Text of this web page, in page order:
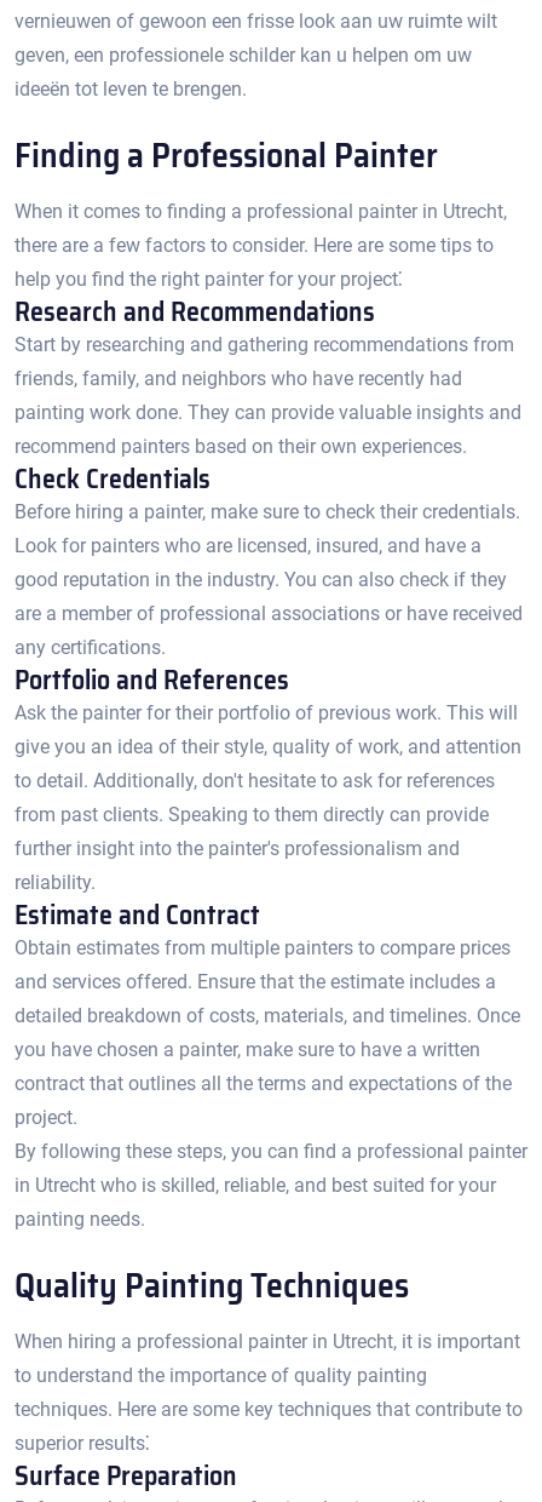
vernieuwen of gewoon een frisse look aan uw ruimte wilt
geven, een professionele schilder kan u helpen om uw
ideeën tot leven te brengen.​
Finding a Professional Painter
When it comes to finding a professional painter in Utrecht,
there are a few factors to consider.​ Here are some tips to
help you find the right painter for your project⁚
Research and Recommendations
Start by researching and gathering recommendations from
friends, family, and neighbors who have recently had
painting work done. They can provide valuable insights and
recommend painters based on their own experiences.​
Check Credentials
Before hiring a painter, make sure to check their credentials.​
Look for painters who are licensed, insured, and have a
good reputation in the industry.​ You can also check if they
are a member of professional associations or have received
any certifications.​
Portfolio and References
Ask the painter for their portfolio of previous work.​ This will
give you an idea of their style, quality of work, and attention
to detail. Additionally, don't hesitate to ask for references
from past clients.​ Speaking to them directly can provide
further insight into the painter's professionalism and
reliability.​
Estimate and Contract
Obtain estimates from multiple painters to compare prices
and services offered.​ Ensure that the estimate includes a
detailed breakdown of costs, materials, and timelines.​ Once
you have chosen a painter, make sure to have a written
contract that outlines all the terms and expectations of the
project.
By following these steps, you can find a professional painter
in Utrecht who is skilled, reliable, and best suited for your
painting needs.​
Quality Painting Techniques
When hiring a professional painter in Utrecht, it is important
to understand the importance of quality painting
techniques.​ Here are some key techniques that contribute to
superior results⁚
Surface Preparation